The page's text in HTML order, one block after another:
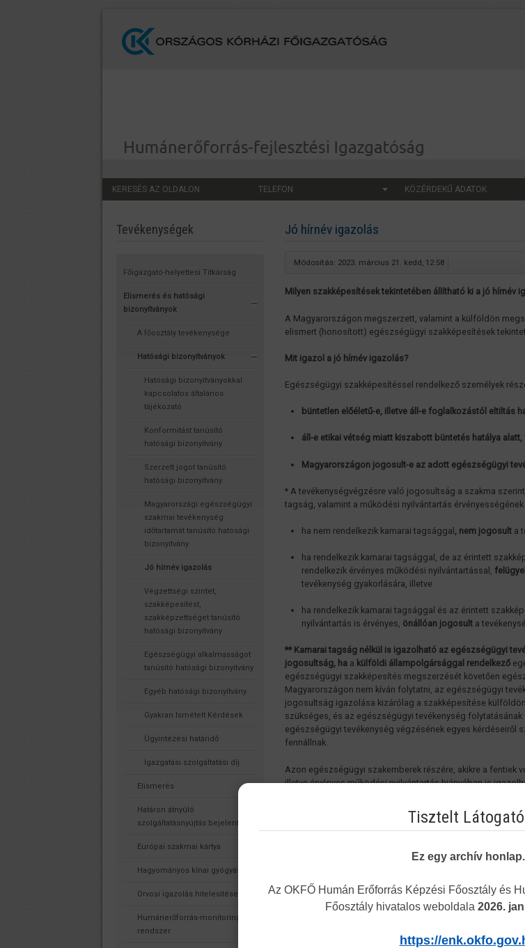
KERESÉS AZ OLDALON TELEFON KÖZÉRDEKŰ ADATOK
Tevékenységek
Főigazgató-helyettesi Titkárság
Elismerés és hatósági
bizonyítványok
A főosztály tevékenysége
Hatósági bizonyítványok
Hatósági bizonyítványokkal
kapcsolatos általános
tájékozató
Konformitást tanúsító
hatósági bizonyítvány
Szerzett jogot tanúsító
hatósági bizonyítvány
Magyarországi egészségügyi
szakmai tevékenység
időtartamát tanúsító hatósági
bizonyítvány
Jó hírnév igazolás
Végzettségi szintet,
szakképesítést,
szakképzettséget tanúsító
hatósági bizonyítvány
Egészségügyi alkalmasságot
tanúsító hatósági bizonyítvány
Egyéb hatósági bizonyítvány
Gyakran Ismételt Kérdések
Ügyintézési határidő
Igazgatási szolgáltatási díj
Elismerés
Határon átnyúló
szolgáltatásnyújtás bejelentése
Európai szakmai kártya
Hagyományos kínai gyógyászat
Orvosi igazolás hitelesítése
Humánerőforrás-monitoring
rendszer
Jó hírnév igazolás
Módosítás: 2023. március 21. kedd, 12:58
Milyen szakképesítések tekintetében állítható ki a jó hírnév
A Magyarországon megszerzett, valamint a külföldön
elismert (honosított) egészségügyi szakképesítések
Mit igazol a jó hírnév igazolás?
Egészségügyi szakképesítéssel rendelkező személyek
büntetlen előéletű-e, illetve áll-e foglalkozástól eltiltás
áll-e etikai vétség miatt kiszabott büntetés hatálya alatt,
Magyarországon jogosult-e az adott egészségügyi
* A tevékenységvégzésre való jogosultság a szakma
tagság, valamint a működési nyilvántartás
ha nem rendelkezik kamarai tagsággal , nem jogosult a
ha rendelkezik kamarai tagsággal, de az érintett
rendelkezik érvényes működési nyilvántartással,
tevékenység gyakorlására, illetve
ha rendelkezik kamarai tagsággal és az érintett
nyilvántartás is érvényes, önállóan jogosult a
** Kamarai tagság nélkül is igazolható az egészségügyi
jogosultság, ha a külföldi állampolgársággal rendelkező
egészségügyi szakképesítés megszerzését követően
Magyarországon nem kíván folytatni, az egészségügyi
jogosultság igazolása kizárólag a szakképesítése
szükséges, és az egészségügyi tevékenység folytatásának
egészségügyi tevékenység végzésének egyes kérdéseiről
fennállnak.
Azon egészségügyi szakemberek részére, akikre a fentiek
illetve érvényes működési nyilvántartás hiányában is
azonban a kérelem formanyomtatványon nyilatkozni
magyar) állampolgársággal rendelkezik, továbbá
az orvosok, fogorvosok és klinikai
igazolható az önálló egészségügyi tevékenység
rendelkeznek érvényes működési nyilvántartással.
vagy személyesen ügyfélszolgálatunkon vagy akár e-mail
Tisztelt
Ez egy archív honlap.
Az OKFŐ Humán Erőforrás Képzési Főosztály és
Főosztály hivatalos weboldala 2026.
https://